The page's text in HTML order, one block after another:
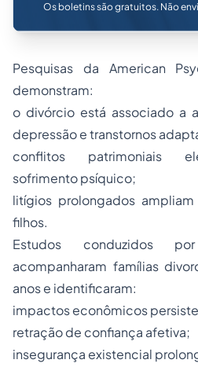
Os boletins são gratuitos. Não
Pesquisas da American
demonstram:
o divórcio está associado a
depressão e transtornos
conflitos patrimoniais
sofrimento psíquico;
litígios prolongados
filhos.
Estudos conduzidos
acompanharam famílias
anos e identificaram:
impactos econômicos
retração de confiança afetiva;
insegurança existencial